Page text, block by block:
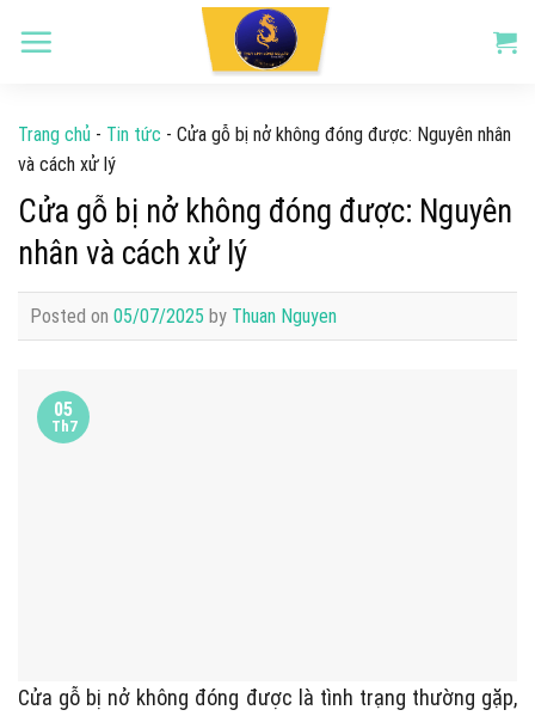
Trang chủ - Tin tức - Cửa gỗ bị nở không đóng được: Nguyên nhân
và cách xử lý
Cửa gỗ bị nở không đóng được: Nguyên
nhân và cách xử lý
Posted on 05/07/2025 by Thuan Nguyen
05
Th7
Cửa gỗ bị nở không đóng được là tình trạng thường gặp,